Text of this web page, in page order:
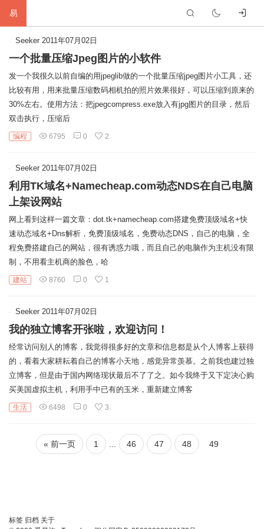
易
首
生
网
软
编
硬
标
友
Seeker 2011年07月02日
一个批量压缩Jpeg图片的小软件
发一个我很久以前自编的用jpeglib做的一个批量压缩jpeg图片小工具，还
比较有用，用来批量压缩数码相机拍的照片效果很好，可以压缩到原来的
30%左右。使用方法：把jpegcompress.exe放入有jpg图片的目录，然后
双击执行，压缩后
编程 6795 0 2
Seeker 2011年07月02日
利用TK域名+Namecheap.com动态NDS在自己电脑
上架设网站
网上看到这样一篇文章：dot.tk+namecheap.com搭建免费顶级域名+快
速动态域名+Dns解析，免费顶级域名，免费动态DNS，自己的电脑，全
程免费搭建自己的网站，很有诱惑力哦，而且自己的电脑作为主机没有限
制，不用看主机商的脸色，哈
建站 8760 0 1
Seeker 2011年07月02日
我的独立博客开张啦，欢迎访问！
经常访问别人的博客，我觉得很多好的文章和信息都是从个人博客上获得
的，看着大家耕耘着自己的博客小天地，感觉异常羡慕。之前我也建过独
立博客，但是由于国内网络现状最后不了了之。如今我终于又下定决心购
买美国虚拟主机，利用手中已有的玉米，重新建立博客
生活 6498 0 3
« 前一页 1 46 47 48 49
标签 归档 关于